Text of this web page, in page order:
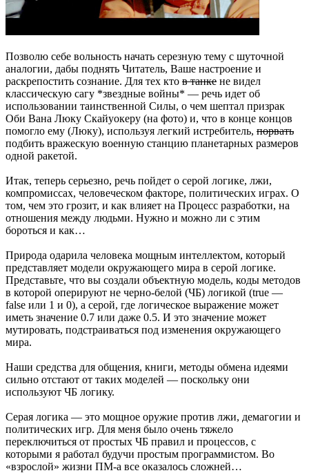
Позволю себе вольность начать серезную тему с шуточной
аналогии, дабы поднять Читатель, Ваше настроение и
раскрепостить сознание. Для тех кто в танке не видел
классическую сагу *звездные войны* — речь идет об
использовании таинственной Силы, о чем шептал призрак
Оби Вана Люку Скайуокеру (на фото) и, что в конце концов
помогло ему (Люку), используя легкий истребитель, порвать
подбить вражескую военную станцию планетарных размеров
одной ракетой.
Итак, теперь серьезно, речь пойдет о серой логике, лжи,
компромиссах, человеческом факторе, политических играх. О
том, чем это грозит, и как влияет на Процесс разработки, на
отношения между людьми. Нужно и можно ли с этим
бороться и как…
Природа одарила человека мощным интеллектом, который
представляет модели окружающего мира в серой логике.
Представьте, что вы создали объектную модель, коды методов
в которой оперируют не черно-белой (ЧБ) логикой (true —
false или 1 и 0), a серой, где логическое выражение может
иметь значение 0.7 или даже 0.5. И это значение может
мутировать, подстраиваться под изменения окружающего
мира.
Наши средства для общения, книги, методы обмена идеями
сильно отстают от таких моделей — поскольку они
используют ЧБ логику.
Серая логика — это мощное оружие против лжи, демагогии и
политических игр. Для меня было очень тяжело
переключиться от простых ЧБ правил и процессов, с
которыми я работал будучи простым программистом. Во
«взрослой» жизни ПМ-а все оказалось сложней…